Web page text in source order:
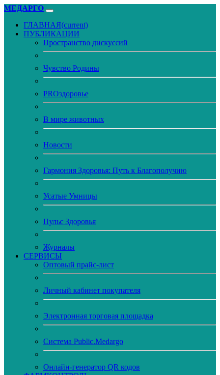
МЕДАРГО
ГЛАВНАЯ(current)
ПУБЛИКАЦИИ
Пространство дискуссий
Чувство Родины
PROздоровье
В мире животных
Новости
Гармония Здоровья: Путь к Благополучию
Усатые Умницы
Пульс Здоровья
Журналы
CЕРВИСЫ
Оптовый прайс-лист
Личный кабинет покупателя
Электронная торговая площадка
Система Public.Medargo
Онлайн-генератор QR кодов